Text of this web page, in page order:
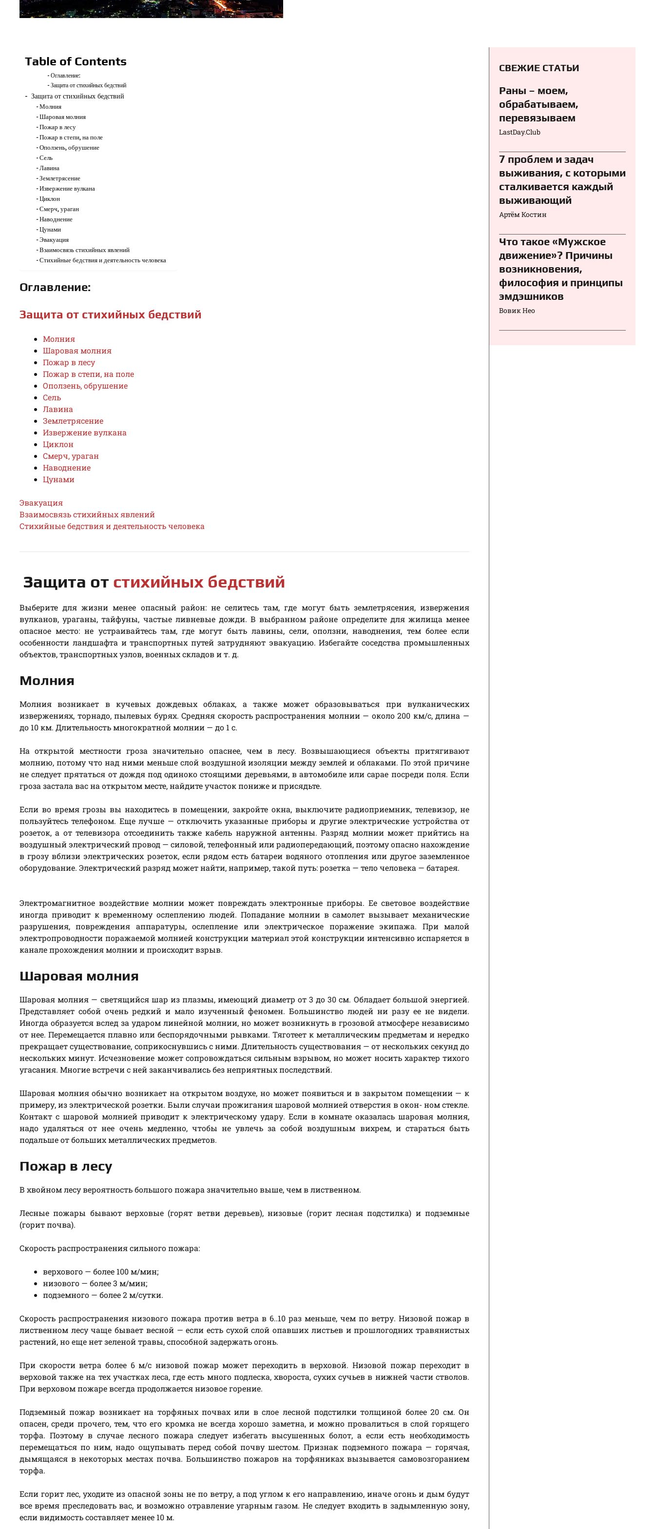
Table of Contents
Оглавление:
Защита от стихийных бедствий
Защита от стихийных бедствий
Молния
Шаровая молния
Пожар в лесу
Пожар в степи, на поле
Оползень, обрушение
Сель
Лавина
Землетрясение
Извержение вулкана
Циклон
Смерч, ураган
Наводнение
Цунами
Эвакуация
Взаимосвязь стихийных явлений
Стихийные бедствия и деятельность человека
Оглавление:
Защита от стихийных бедствий
Молния
Шаровая молния
Пожар в лесу
Пожар в степи, на поле
Оползень, обрушение
Сель
Лавина
Землетрясение
Извержение вулкана
Циклон
Смерч, ураган
Наводнение
Цунами
Эвакуация
Взаимосвязь стихийных явлений
Стихийные бедствия и деятельность человека
Защита от стихийных бедствий
Выберите для жизни менее опасный район: не селитесь там, где могут быть землетрясения, извержения
вулканов, ураганы, тайфуны, частые ливневые дожди. В выбранном районе определите для жилища менее
опасное место: не устраивайтесь там, где могут быть лавины, сели, оползни, наводнения, тем более если
особенности ландшафта и транспортных путей затрудняют эвакуацию. Избегайте соседства промышленных
объектов, транспортных узлов, военных складов и т. д.
Молния
Молния возникает в кучевых дождевых облаках, а также может образовываться при вулканических
извержениях, торнадо, пылевых бурях. Средняя скорость распространения молнии — около 200 км/с, длина —
до 10 км. Длительность многократной молнии — до 1 с.
На открытой местности гроза значительно опаснее, чем в лесу. Возвышающиеся объекты притягивают
молнию, потому что над ними меньше слой воздушной изоляции между землей и облаками. По этой причине
не следует прятаться от дождя под одиноко стоящими деревьями, в автомобиле или сарае посреди поля. Если
гроза застала вас на открытом месте, найдите участок пониже и присядьте.
Если во время грозы вы находитесь в помещении, закройте окна, выключите радиоприемник, телевизор, не
пользуйтесь телефоном. Еще лучше — отключить указанные приборы и другие электрические устройства от
розеток, а от телевизора отсоединить также кабель наружной антенны. Разряд молнии может прийтись на
воздушный электрический провод — силовой, телефонный или радиопередающий, поэтому опасно нахождение
в грозу вблизи электрических розеток, если рядом есть батареи водяного отопления или другое заземленное
оборудование. Электрический разряд может найти, например, такой путь: розетка — тело человека — батарея.
Электромагнитное воздействие молнии может повреждать электронные приборы. Ее cветовое воздействие
иногда приводит к временному ослеплению людей. Попадание молнии в самолет вызывает механические
разрушения, повреждения аппаратуры, ослепление или электрическое поражение экипажа. При малой
электропроводности поражаемой молнией конструкции материал этой конструкции интенсивно испаряется в
канале прохождения молнии и происходит взрыв.
Шаровая молния
Шаровая молния — светящийся шар из плазмы, имеющий диаметр от 3 до 30 см. Обладает большой энергией.
Представляет собой очень редкий и мало изученный феномен. Большинство людей ни разу ее не видели.
Иногда образуется вслед за ударом линейной молнии, но может возникнуть в грозовой атмосфере независимо
от нее. Перемещается плавно или беспорядочными рывками. Тяготеет к металлическим предметам и нередко
прекращает существование, соприкоснувшись с ними. Длительность существования — от нескольких секунд до
нескольких минут. Исчезновение может сопровождаться сильным взрывом, но может носить характер тихого
угасания. Многие встречи с ней заканчивались без неприятных последствий.
Шаровая молния обычно возникает на открытом воздухе, но может появиться и в закрытом помещении — к
примеру, из электрической розетки. Были случаи прожигания шаровой молнией отверстия в окон- ном стекле.
Контакт с шаровой молнией приводит к электрическому удару. Если в комнате оказалась шаровая молния,
надо удаляться от нее очень медленно, чтобы не увлечь за собой воздушным вихрем, и стараться быть
подальше от больших металлических предметов.
Пожар в лесу
В хвойном лесу вероятность большого пожара значительно выше, чем в лиственном.
Лесные пожары бывают верховые (горят ветви деревьев), низовые (горит лесная подстилка) и подземные
(горит почва).
Скорость распространения сильного пожара:
верхового — более 100 м/мин;
низового — более 3 м/мин;
подземного — более 2 м/сутки.
Скорость распространения низового пожара против ветра в 6..10 раз меньше, чем по ветру. Низовой пожар в
лиственном лесу чаще бывает весной — если есть сухой слой опавших листьев и прошлогодних травянистых
растений, но еще нет зеленой травы, способной задержать огонь.
При скорости ветра более 6 м/с низовой пожар может переходить в верховой. Низовой пожар переходит в
верховой также на тех участках леса, где есть много подлеска, хвороста, сухих сучьев в нижней части стволов.
При верховом пожаре всегда продолжается низовое горение.
Подземный пожар возникает на торфяных почвах или в слое лесной подстилки толщиной более 20 см. Он
опасен, среди прочего, тем, что его кромка не всегда хорошо заметна, и можно провалиться в слой горящего
торфа. Поэтому в случае лесного пожара следует избегать высушенных болот, а если есть необходимость
перемещаться по ним, надо ощупывать перед собой почву шестом. Признак подземного пожара — горячая,
дымящаяся в некоторых местах почва. Большинство пожаров на торфяниках вызывается самовозгоранием
торфа.
Если горит лес, уходите из опасной зоны не по ветру, а под углом к его направлению, иначе огонь и дым будут
все время преследовать вас, и возможно отравление угарным газом. Не следует входить в задымленную зону,
если видимость составляет менее 10 м.
СВЕЖИЕ СТАТЬИ
Раны – моем,
обрабатываем,
перевязываем⁠⁠
LastDay.Club
7 проблем и задач
выживания, с которыми
сталкивается каждый
выживающий
Артём Костин
Что такое «Мужское
движение»? Причины
возникновения,
философия и принципы
эмдэшников
Вовик Нео